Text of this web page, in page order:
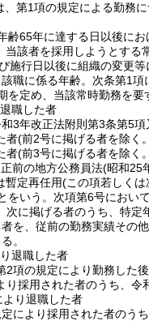
第1項の規定による勤務に
齢65年に達する日以後に
当該者を採用しようとす
施行日以後に組織の変更
職に係る年齢。次条第1項
定め、当該常時勤務を要
職した者
3年改正法附則第3条第5
者(前2号に掲げる者を除く
者(前3号に掲げる者を除く
前の地方公務員法(昭和25
暫定再任用(この項若しく
をいう。次項第6号におい
に掲げる者のうち、特
を、従前の勤務実績その
。
退職した者
項の規定により勤務した
採用された者のうち、
り退職した者
により採用された者のう